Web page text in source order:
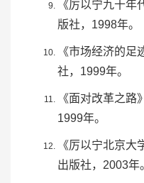
《厉以宁九十年
版社，1998年。
《市场经济的足
社，1999年。
《面对改革之路
1999年。
《厉以宁北京
出版社，2003年